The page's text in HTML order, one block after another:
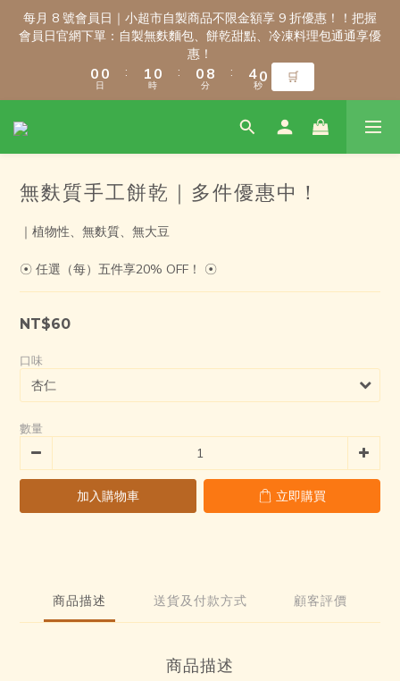
每月 8 號會員日｜小超市自製商品不限金額享 9 折優惠！！把握
會員日官網下單：自製無麩麵包、餅乾甜點、冷凍料理包通通享優
惠！
3
2
0
3
2
0
日
:
4
3
1
0
3
2
0
時
:
3
1
0
9
8
7
4
2
分
:
7
6
4
3
1
0
3
0
秒
🛒
每月 8 號會員日｜小超市自製商品不限金額享 9 折優惠！！把握
會員日官網下單：自製無麩麵包、餅乾甜點、冷凍料理包通通享優
惠！
3
2
0
3
2
0
日
:
4
3
1
0
3
2
0
時
:
3
1
0
9
8
7
4
2
分
:
7
6
4
3
1
0
3
0
秒
🛒
\ 免運門檻調整公告 / 6月1日起，常溫商品消費滿2,000免運！低溫
商品消費滿3,000免運！（僅限本島）
每月 8 號會員日｜小超市自製商品不限金額享 9 折優惠！！把握
會員日官網下單：自製無麩麵包、餅乾甜點、冷凍料理包通通享優
9
7
5
4
0
9
7
5
4
0
:
8
6
5
1
9
7
5
4
0
:
9
5
4
08
5
3
1
:
8
4
1
9
4
0
無麩質手工餅乾｜多件優惠中！
｜植物性、無麩質、無大豆
☉ 任選（每）五件享20% OFF！ ☉
NT$60
口味
數量
加入購物車 立即購買
商品描述 送貨及付款方式 顧客評價
商品描述